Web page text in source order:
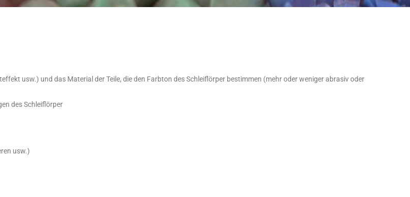
usw.) und das Material der Teile, die den Farbton des Schleiflörper bestimmen (mehr oder weniger abrasiv oder
des Schleiflörper
usw.)